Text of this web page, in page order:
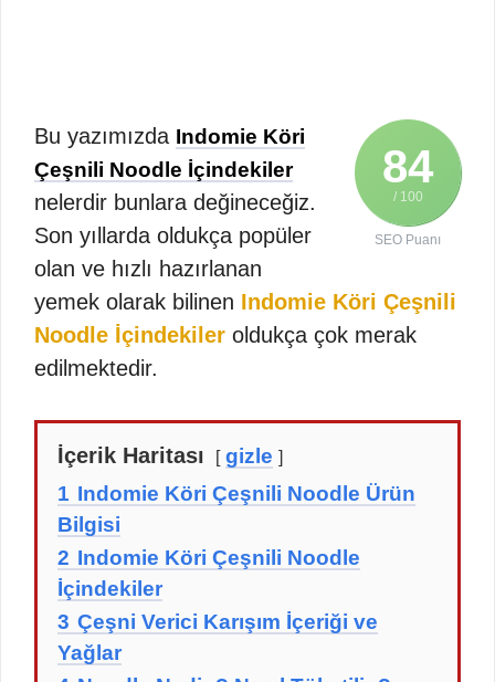
84
/ 100
SEO Puanı
Bu yazımızda Indomie Köri
Çeşnili Noodle İçindekiler
nelerdir bunlara değineceğiz.
Son yıllarda oldukça popüler
olan ve hızlı hazırlanan
yemek olarak bilinen Indomie Köri Çeşnili
Noodle İçindekiler oldukça çok merak
edilmektedir.
İçerik Haritası
gizle
1 Indomie Köri Çeşnili Noodle Ürün
Bilgisi
2 Indomie Köri Çeşnili Noodle
İçindekiler
3 Çeşni Verici Karışım İçeriği ve
Yağlar